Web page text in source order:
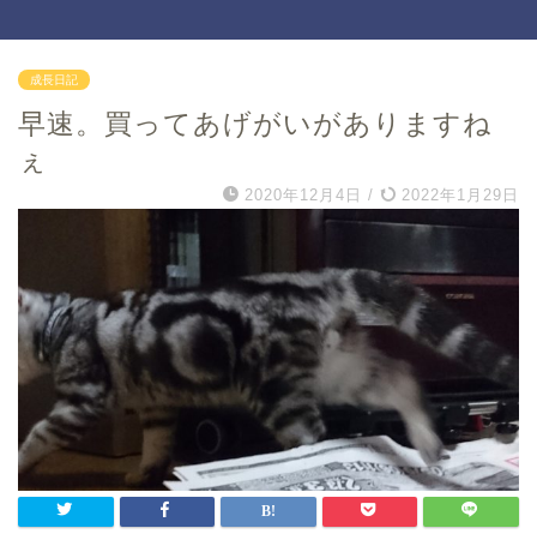
成長日記
早速。買ってあげがいがありますね
ぇ
2020年12月4日 / 2022年1月29日